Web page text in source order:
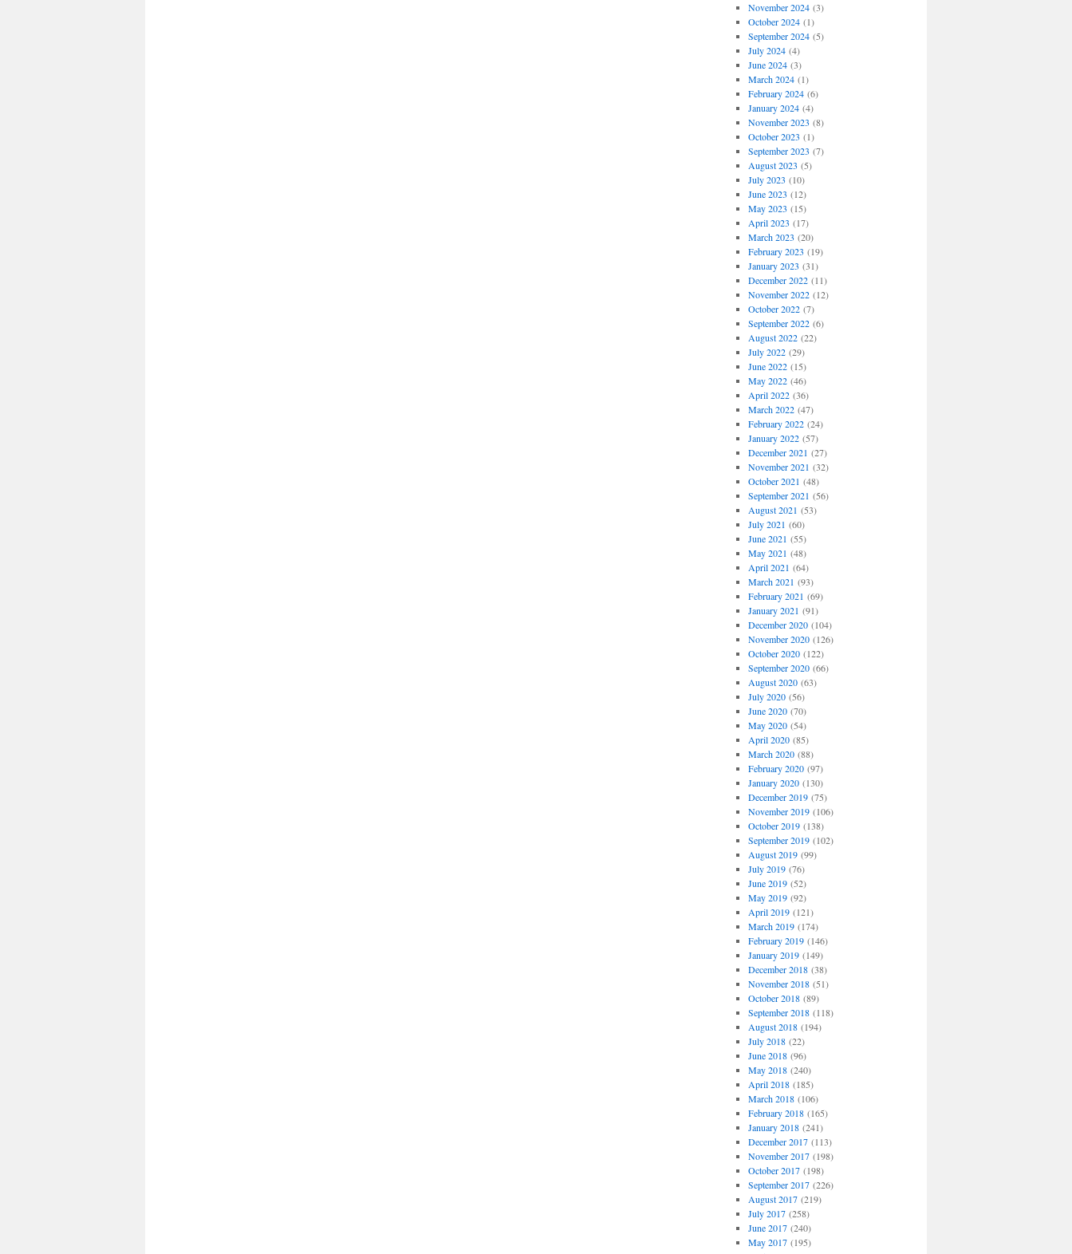
November 2024(3)
October 2024(1)
September 2024(5)
July 2024(4)
June 2024(3)
March 2024(1)
February 2024(6)
January 2024(4)
November 2023 (8)
October 2023 (1)
September 2023 (7)
August 2023 (5)
July 2023 (10)
June 2023 (12)
May 2023 (15)
April 2023 (17)
March 2023 (20)
February 2023 (19)
January 2023 (31)
December 2022(11)
November 2022(12)
October 2022(7)
September 2022(6)
August 2022(22)
July 2022(29)
June 2022(15)
May 2022(46)
April 2022(36)
March 2022(47)
February 2022(24)
January 2022(57)
December 2021 (27)
November 2021 (32)
October 2021 (48)
September 2021 (56)
August 2021 (53)
July 2021 (60)
June 2021 (55)
May 2021 (48)
April 2021 (64)
March 2021 (93)
February 2021 (69)
January 2021 (91)
December 2020(104)
November 2020(126)
October 2020(122)
September 2020(66)
August 2020(63)
July 2020(56)
June 2020(70)
May 2020(54)
April 2020(85)
March 2020(88)
February 2020(97)
January 2020(130)
December 2019(75)
November 2019(106)
October 2019(138)
September 2019(102)
August 2019(99)
July 2019(76)
June 2019(52)
May 2019(92)
April 2019(121)
March 2019(174)
February 2019(146)
January 2019(149)
December 2018(38)
November 2018(51)
October 2018(89)
September 2018(118)
August 2018(194)
July 2018(22)
June 2018(96)
May 2018(240)
April 2018(185)
March 2018(106)
February 2018(165)
January 2018(241)
December 2017(113)
November 2017(198)
October 2017(198)
September 2017(226)
August 2017(219)
July 2017(258)
June 2017(240)
May 2017(195)